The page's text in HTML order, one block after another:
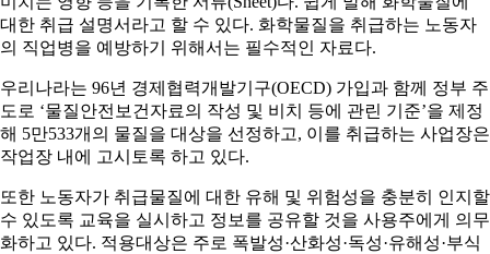
대한 취급 설명서라고 할 수 있다. 화학물질을 취급하는 노동자
의 직업병을 예방하기 위해서는 필수적인 자료다.
우리나라는 96년 경제협력개발기구(OECD) 가입과 함께 정부 주
도로 ‘물질안전보건자료의 작성 및 비치 등에 관린 기준’을 제정
해 5만533개의 물질을 대상을 선정하고, 이를 취급하는 사업장은
작업장 내에 고시토록 하고 있다.
또한 노동자가 취급물질에 대한 유해 및 위험성을 충분히 인지할
수 있도록 교육을 실시하고 정보를 공유할 것을 사용주에게 의무
화하고 있다. 적용대상은 주로 폭발성·산화성·독성·유해성·부식